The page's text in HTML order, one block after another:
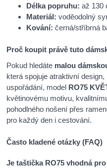
Délka popruhu: až 130
Materiál: voděodolný
Kování: černá/stříbrná
Proč koupit právě tuto
Pokud hledáte malou
která spojuje atraktivní
uspořádání, model RO75
květinovému motivu,
pohodlného nošení přes
pro každý den i cestování.
Často kladené otázky (FAQ)
Je taštička RO75 vhodná